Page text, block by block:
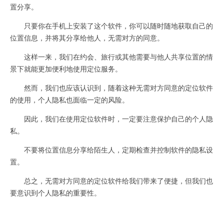
置分享。
只要你在手机上安装了这个软件，你可以随时随地获取自己的
位置信息，并将其分享给他人，无需对方的同意。
这样一来，我们在约会、旅行或其他需要与他人共享位置的情
景下就能更加便利地使用定位服务。
然而，我们也应该认识到，随着这种无需对方同意的定位软件
的使用，个人隐私也面临一定的风险。
因此，我们在使用定位软件时，一定要注意保护自己的个人隐
私。
不要将位置信息分享给陌生人，定期检查并控制软件的隐私设
置。
总之，无需对方同意的定位软件给我们带来了便捷，但我们也
要意识到个人隐私的重要性。